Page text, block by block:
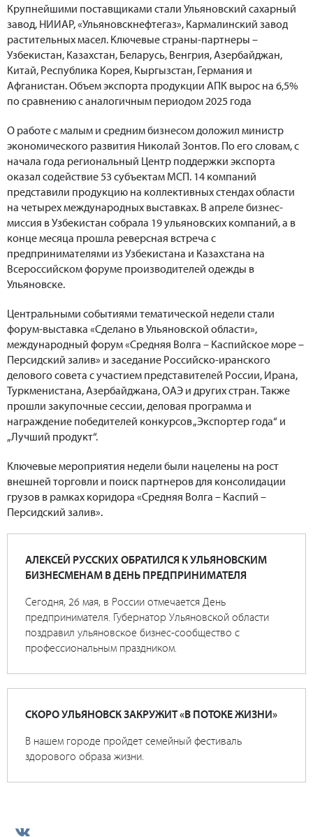
Крупнейшими поставщиками стали Ульяновский сахарный
завод, НИИАР, «Ульяновскнефтегаз», Кармалинский завод
растительных масел. Ключевые страны-партнеры –
Узбекистан, Казахстан, Беларусь, Венгрия, Азербайджан,
Китай, Республика Корея, Кыргызстан, Германия и
Афганистан. Объем экспорта продукции АПК вырос на 6,5%
по сравнению с аналогичным периодом 2025 года
О работе с малым и средним бизнесом доложил министр
экономического развития Николай Зонтов. По его словам, с
начала года региональный Центр поддержки экспорта
оказал содействие 53 субъектам МСП. 14 компаний
представили продукцию на коллективных стендах области
на четырех международных выставках. В апреле бизнес-
миссия в Узбекистан собрала 19 ульяновских компаний, а в
конце месяца прошла реверсная встреча с
предпринимателями из Узбекистана и Казахстана на
Всероссийском форуме производителей одежды в
Ульяновске.
Центральными событиями тематической недели стали
форум-выставка «Сделано в Ульяновской области»,
международный форум «Средняя Волга – Каспийское море –
Персидский залив» и заседание Российско-иранского
делового совета с участием представителей России, Ирана,
Туркменистана, Азербайджана, ОАЭ и других стран. Также
прошли закупочные сессии, деловая программа и
награждение победителей конкурсов „Экспортер года“ и
„Лучший продукт“.
Ключевые мероприятия недели были нацелены на рост
внешней торговли и поиск партнеров для консолидации
грузов в рамках коридора «Средняя Волга – Каспий –
Персидский залив».
АЛЕКСЕЙ РУССКИХ ОБРАТИЛСЯ К УЛЬЯНОВСКИМ
БИЗНЕСМЕНАМ В ДЕНЬ ПРЕДПРИНИМАТЕЛЯ
Сегодня, 26 мая, в России отмечается День
предпринимателя. Губернатор Ульяновской области
поздравил ульяновское бизнес-сообщество с
профессиональным праздником.
СКОРО УЛЬЯНОВСК ЗАКРУЖИТ «В ПОТОКЕ ЖИЗНИ»
В нашем городе пройдет семейный фестиваль
здорового образа жизни.